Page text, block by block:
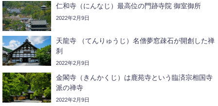
仁和寺（にんなじ）最高位の門跡寺院 御室御所
2022年2月9日
天龍寺 （てんりゅうじ）名僧夢窓疎石が開創した禅
刹
2022年2月9日
金閣寺（きんかくじ）は鹿苑寺という臨済宗相国寺
派の禅寺
2022年2月9日